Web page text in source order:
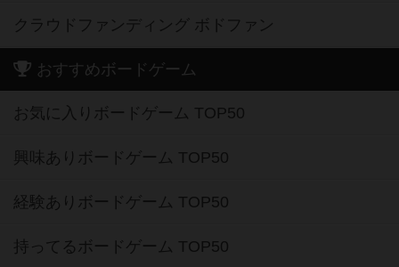
クラウドファンディング ボドファン
おすすめボードゲーム
お気に入りボードゲーム TOP50
興味ありボードゲーム TOP50
経験ありボードゲーム TOP50
持ってるボードゲーム TOP50